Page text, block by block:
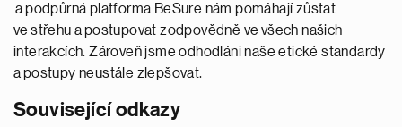
a podpůrná platforma BeSure nám pomáhají zůstat
ve střehu a postupovat zodpovědně ve všech našich
interakcích. Zároveň jsme odhodláni naše etické standardy
a postupy neustále zlepšovat.
Související odkazy